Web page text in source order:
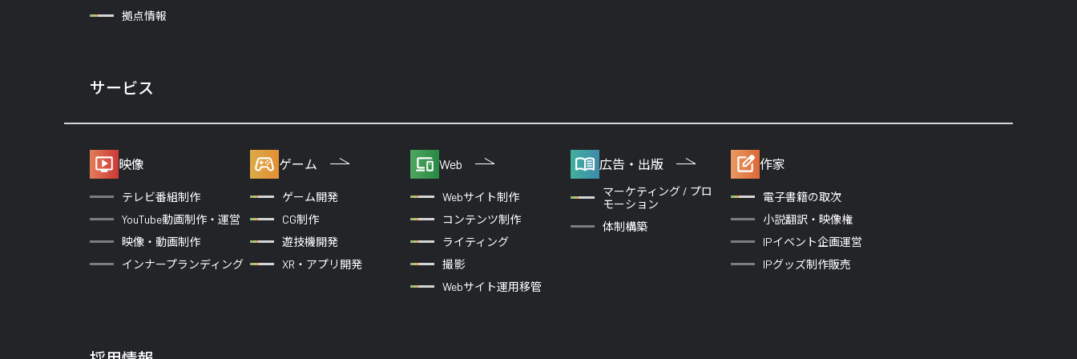
拠点情報
サービス
映像
テレビ番組制作
YouTube動画制作・運営
映像・動画制作
インナープランディング
ゲーム
ゲーム開発
CG制作
遊技機開発
XR・アプリ開発
Web
Webサイト制作
コンテンツ制作
ライティング
撮影
Webサイト運用移管
広告・出版
マーケティング / プロ
モーション
体制構築
作家
電子書籍の取次
小説翻訳・映像権
IPイベント企画運営
IPグッズ制作販売